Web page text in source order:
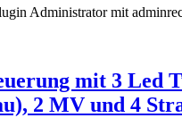
Administrator mit
mit 3 Led
2 MV und 4